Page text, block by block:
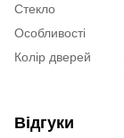
Стекло
Особливості
Колір дверей
Відгуки